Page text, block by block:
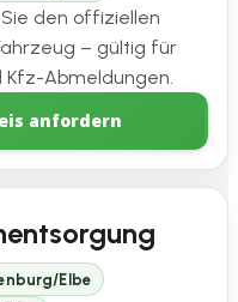
den offiziellen
– gültig für
Kfz-Abmeldungen.
anfordern
Elbe